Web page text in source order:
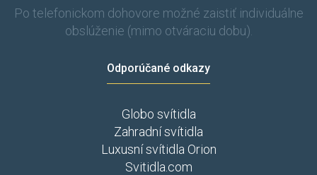
Po telefonickom dohovore možné zaistiť individuálne
obslúženie (mimo otváraciu dobu).
Odporúčané odkazy
Globo svítidla
Zahradní svítidla
Luxusní svítidla Orion
Svitidla.com